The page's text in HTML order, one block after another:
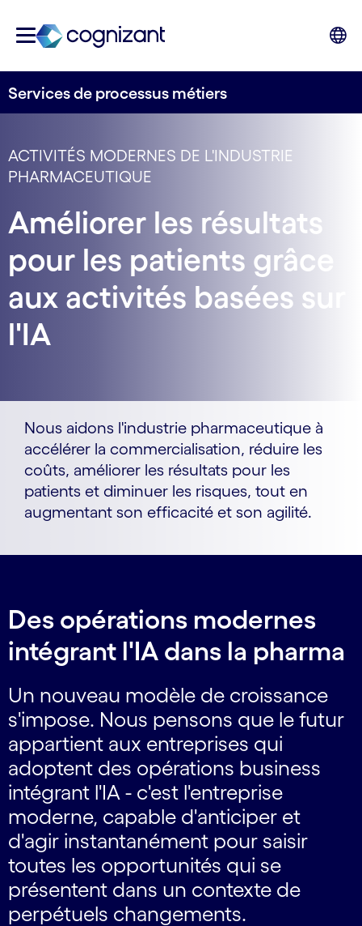
Services de processus métiers
ACTIVITÉS MODERNES DE L'INDUSTRIE
PHARMACEUTIQUE
Améliorer les résultats
pour les patients grâce
aux activités basées sur
l'IA
Nous aidons l'industrie pharmaceutique à
accélérer la commercialisation, réduire les
coûts, améliorer les résultats pour les
patients et diminuer les risques, tout en
augmentant son efficacité et son agilité.
Des opérations modernes
intégrant l'IA dans la pharma
Un nouveau modèle de croissance
s'impose. Nous pensons que le futur
appartient aux entreprises qui
adoptent des opérations business
intégrant l'IA - c'est l'entreprise
moderne, capable d'anticiper et
d'agir instantanément pour saisir
toutes les opportunités qui se
présentent dans un contexte de
perpétuels changements.